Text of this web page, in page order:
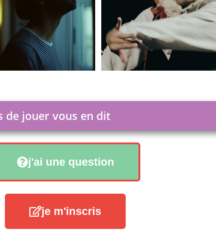
de jouer vous en dit
j'ai une question
je m'inscris